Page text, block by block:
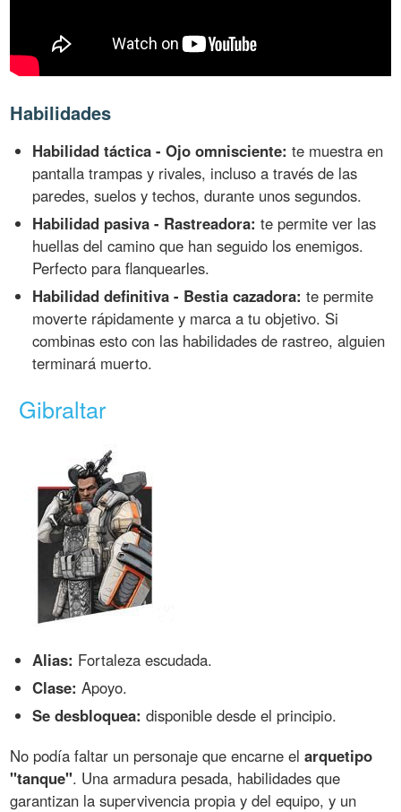
Habilidades
Habilidad táctica - Ojo omnisciente: te muestra en
pantalla trampas y rivales, incluso a través de las
paredes, suelos y techos, durante unos segundos.
Habilidad pasiva - Rastreadora: te permite ver las
huellas del camino que han seguido los enemigos.
Perfecto para flanquearles.
Habilidad definitiva - Bestia cazadora: te permite
moverte rápidamente y marca a tu objetivo. Si
combinas esto con las habilidades de rastreo, alguien
terminará muerto.
Gibraltar
Alias: Fortaleza escudada.
Clase: Apoyo.
Se desbloquea: disponible desde el principio.
No podía faltar un personaje que encarne elarquetipo
"tanque". Una armadura pesada, habilidades que
garantizan la supervivencia propia y del equipo, y un